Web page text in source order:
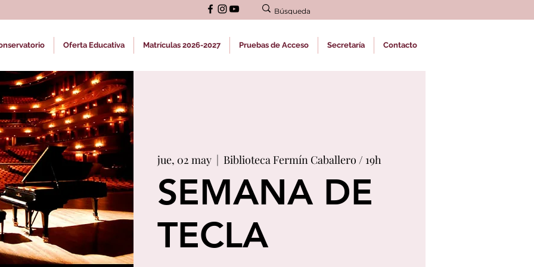
Oferta Educativa Matrículas 2026-2027 Pruebas de Acceso Secretaría Contacto
jue, 02 may
  |
Biblioteca Fermín Caballero / 19h
SEMANA DE
TECLA